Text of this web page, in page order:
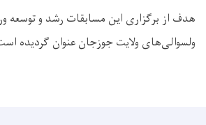
هدف از برگزاری این مسابقات رشد و توسعه
ولسوالی‌های ولایت جوزجان عنوان گردیده